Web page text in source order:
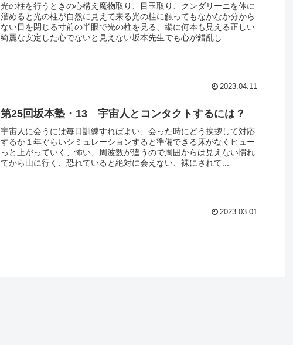
光の柱を行うときの心構え魔物取り、目玉取り、クンダリーニを体に
溜めると光の柱が自然に見えて来る光の柱に触ってもなかなか分から
ない目を閉じる寸前の半眼で光の柱を見る、縦に何本も見える正しい
綺麗な安定した心でないと見えない坂本先生でも心が錯乱し...
2023.04.11
第25回坂本塾・13 宇宙人とコンタクトするには？
宇宙人に会うには毎日訓練すればよい、会った時にどう挨拶して対応
するか１年ぐらいシミュレーションすると準備できる床がなくヒュー
っと上がっていく、怖い、周波数が違うので周囲からは見えない慣れ
てから山に行く、恐れていると絶対に会えない、裸にされて...
2023.03.01